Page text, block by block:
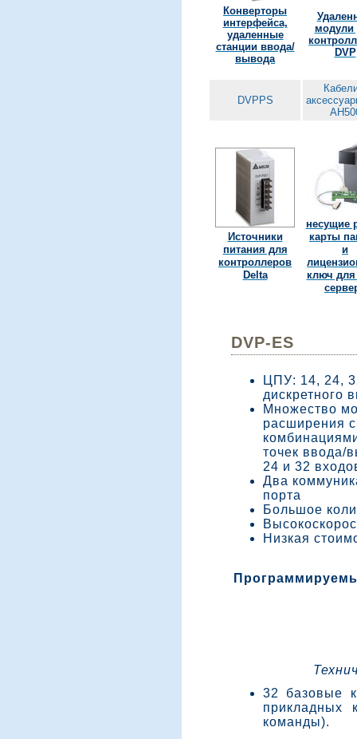
Конверторы
интерфейса,
удаленные
станции ввода/
вывода
модули
DVP
DVPPS
Источники
питания для
контроллеров
Delta
несущие
карты
и
ключ для
DVP-ES
ЦПУ: 14, 24,
дискретного
Множество
расширения
точек ввода/
24 и 32
Два
порта
Большое
Низкая
32 базовые
прикладных
команды).